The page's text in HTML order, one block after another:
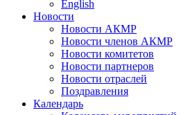
English
Новости
Новости АКМР
Новости членов АКМР
Новости комитетов
Новости партнеров
Новости отраслей
Поздравления
Календарь